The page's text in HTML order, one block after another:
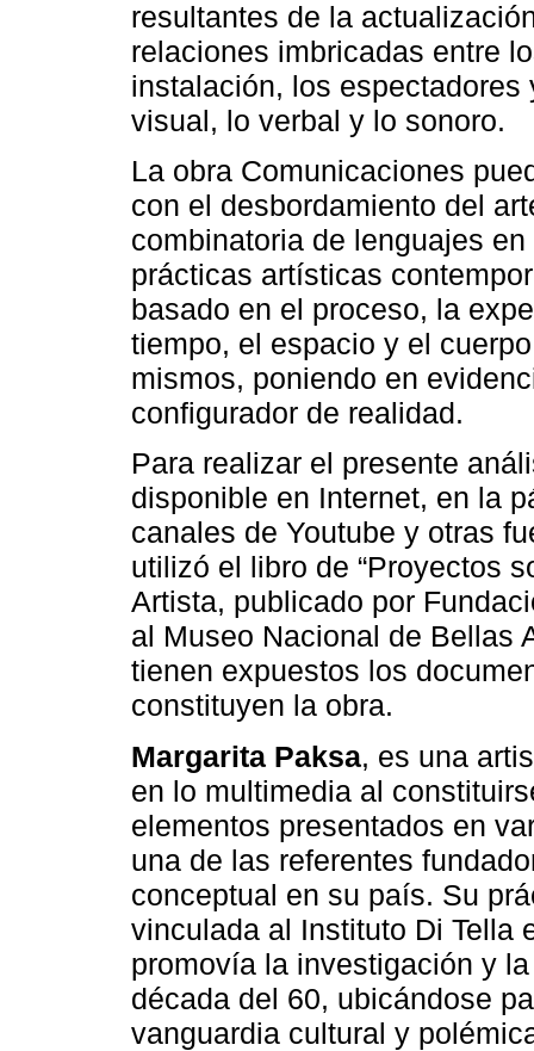
resultantes de la
relaciones imbricadas entre
instalación, los
visual, lo verbal y lo sonoro.
La obra Comunicaciones
con el desbordamiento del
combinatoria de lenguajes
prácticas artísticas
basado en el proceso, la
tiempo, el espacio y el
mismos, poniendo en
configurador de realidad.
Para realizar el presente
disponible en Internet, en la
canales de Youtube y otras
utilizó el libro de “Proyectos
Artista, publicado por
al Museo Nacional de Bellas
tienen expuestos los
constituyen la obra.
Margarita Paksa, es una
en lo multimedia al
elementos presentados en
una de las referentes
conceptual en su país. Su
vinculada al Instituto Di Tella
promovía la investigación y
década del 60, ubicándose
vanguardia cultural y